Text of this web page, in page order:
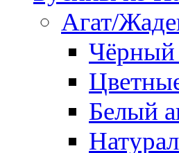
Агат/
Чёрный
Белый